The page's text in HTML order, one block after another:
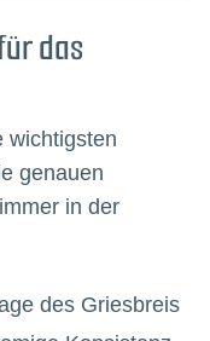
das
wichtigsten
genauen
in der
des Griesbreis